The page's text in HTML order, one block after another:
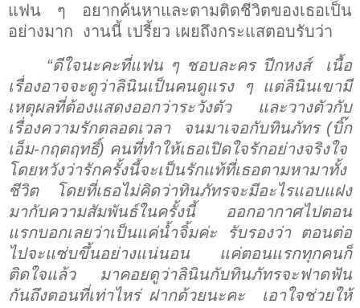
แฟน ๆ อยากค้นหาและตามติดชีวิตของเธอเป็น
อย่างมาก
งานนี้ เปรี้ยว เผยถึงกระแสตอบรับว่า
“ดีใจนะคะที่แฟน ๆ ชอบละคร ปีกหงส์
เนื้อ
เรื่องอาจจะดูว่าลินินเป็นคนดูแรง ๆ แต่ลินินเขามี
เหตุผลที่ต้องแสดงออกว่าระวังตัว และวางตัวกับ
เรื่องความรักตลอดเวลา
จนมาเจอกับทินภัทร (บิ๊ก
เอ็ม-กฤตฤทธิ์) คนที่ทำให้เธอเปิดใจรักอย่างจริงใจ
โดยหวังว่ารักครั้งนี้จะเป็นรักแท้ที่เธอตามหามาทั้ง
ชีวิต
โดยที่เธอไม่คิดว่าทินภัทรจะมีอะไรแอบแฝง
มากับความสัมพันธ์ในครั้งนี้ ออกอากาศไปตอน
แรกบอกเลยว่าเป็นแค่น้ำจิ้มค่ะ รับรองว่า ตอนต่อ
ไปจะแซ่บขึ้นอย่างแน่นอน
แค่ตอนแรกทุกคนก็
ติดใจแล้ว
มาคอยดูว่าลินินกับทินภัทรจะฟาดฟัน
กันถึงตอนที่เท่าไหร่ ฝากด้วยนะคะ
เอาใจช่วยให้